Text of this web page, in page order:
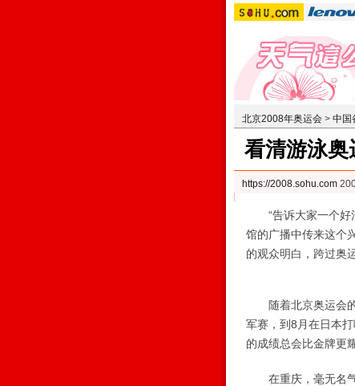
北京2008年奥运会 > 中国
看清游泳
https://2008.sohu.com
“告诉大家一个好消
馆的广播中传来这个
的观众明白，跨过奥
随着北京奥运会的
军赛，到8月在日本
的成绩总会比金牌更
在重庆，毫无名气